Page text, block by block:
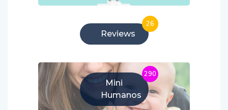
Reviews
26
Mini
Humanos
290